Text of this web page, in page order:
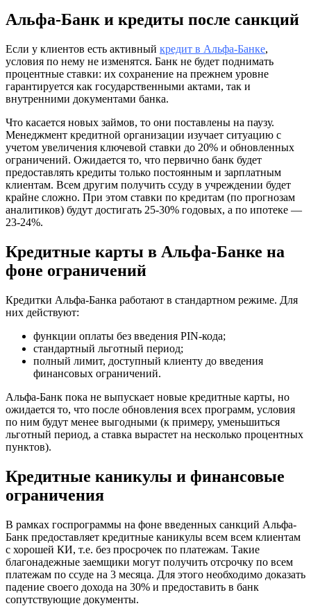
Альфа-Банк и кредиты после санкций
Если у клиентов есть активный кредит в Альфа-Банке,
условия по нему не изменятся. Банк не будет поднимать
процентные ставки: их сохранение на прежнем уровне
гарантируется как государственными актами, так и
внутренними документами банка.
Что касается новых займов, то они поставлены на паузу.
Менеджмент кредитной организации изучает ситуацию с
учетом увеличения ключевой ставки до 20% и обновленных
ограничений. Ожидается то, что первично банк будет
предоставлять кредиты только постоянным и зарплатным
клиентам. Всем другим получить ссуду в учреждении будет
крайне сложно. При этом ставки по кредитам (по прогнозам
аналитиков) будут достигать 25-30% годовых, а по ипотеке —
23-24%.
Кредитные карты в Альфа-Банке на
фоне ограничений
Кредитки Альфа-Банка работают в стандартном режиме. Для
них действуют:
функции оплаты без введения PIN-кода;
стандартный льготный период;
полный лимит, доступный клиенту до введения
финансовых ограничений.
Альфа-Банк пока не выпускает новые кредитные карты, но
ожидается то, что после обновления всех программ, условия
по ним будут менее выгодными (к примеру, уменьшиться
льготный период, а ставка вырастет на несколько процентных
пунктов).
Кредитные каникулы и финансовые
ограничения
В рамках госпрограммы на фоне введенных санкций Альфа-
Банк предоставляет кредитные каникулы всем всем клиентам
с хорошей КИ, т.е. без просрочек по платежам. Такие
благонадежные заемщики могут получить отсрочку по всем
платежам по ссуде на 3 месяца. Для этого необходимо доказать
падение своего дохода на 30% и предоставить в банк
сопутствующие документы.